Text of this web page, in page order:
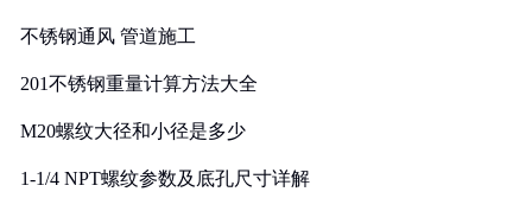
不锈钢通风 管道施工
201不锈钢重量计算方法大全
M20螺纹大径和小径是多少
1-1/4 NPT螺纹参数及底孔尺寸详解